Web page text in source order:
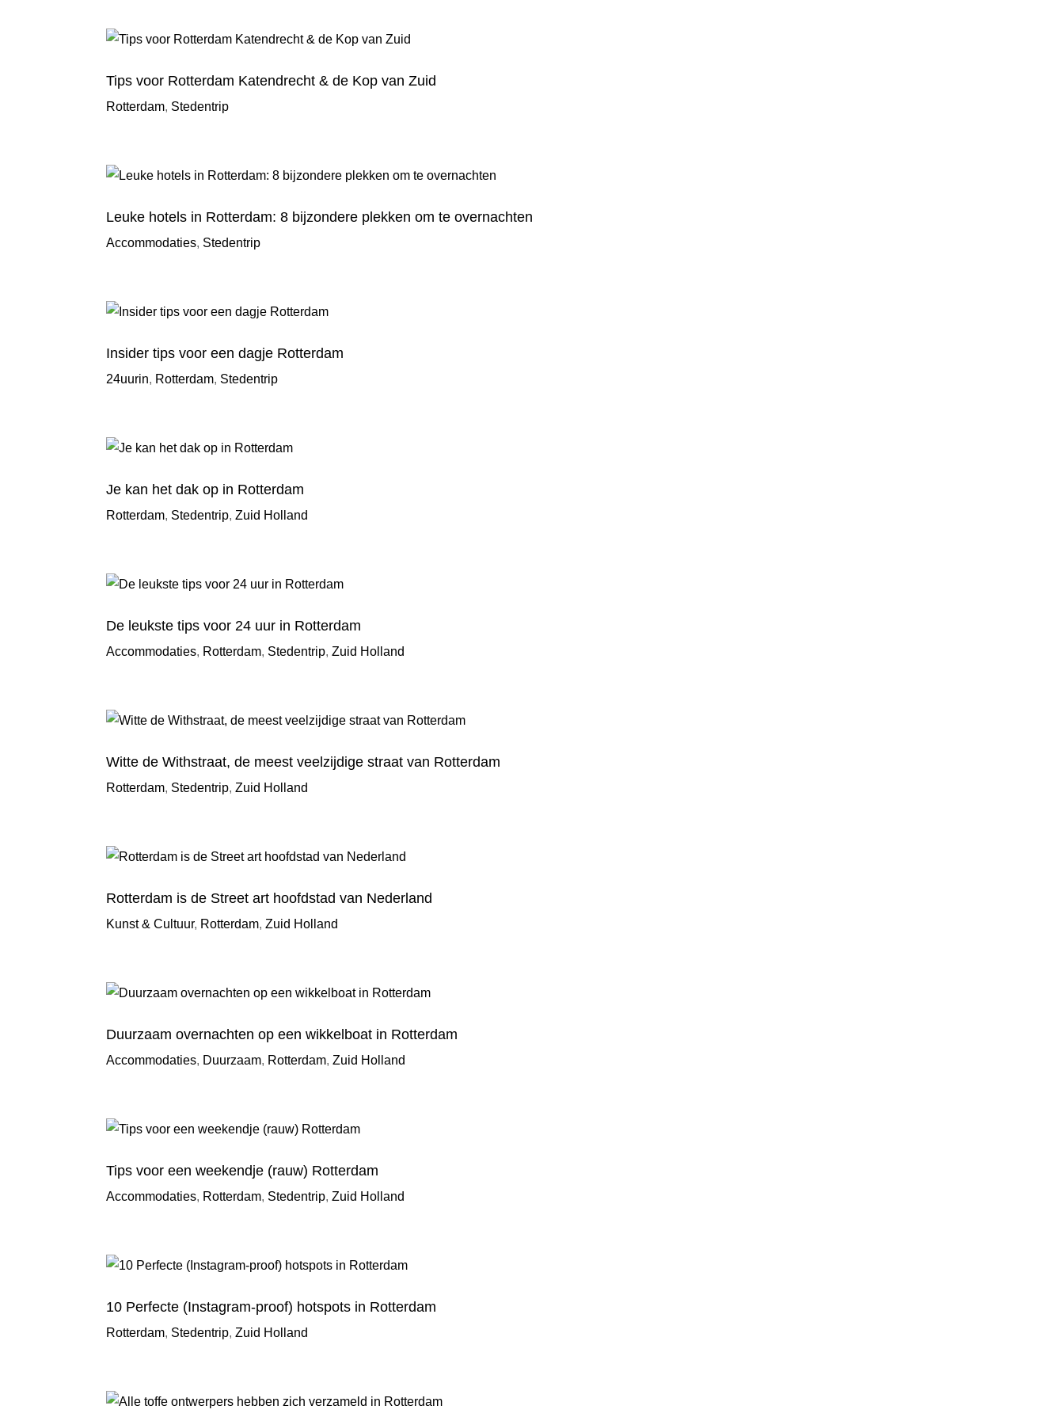
Tips voor Rotterdam Katendrecht & de Kop van Zuid
Rotterdam, Stedentrip
Leuke hotels in Rotterdam: 8 bijzondere plekken om te overnachten
Accommodaties, Stedentrip
Insider tips voor een dagje Rotterdam
24uurin, Rotterdam, Stedentrip
Je kan het dak op in Rotterdam
Rotterdam, Stedentrip,Zuid Holland
De leukste tips voor 24 uur in Rotterdam
Accommodaties, Rotterdam, Stedentrip,Zuid Holland
Witte de Withstraat, de meest veelzijdige straat van Rotterdam
Rotterdam, Stedentrip,Zuid Holland
Rotterdam is de Street art hoofdstad van Nederland
Kunst & Cultuur, Rotterdam,Zuid Holland
Duurzaam overnachten op een wikkelboat in Rotterdam
Accommodaties, Duurzaam, Rotterdam,Zuid Holland
Tips voor een weekendje (rauw) Rotterdam
Accommodaties, Rotterdam, Stedentrip,Zuid Holland
10 Perfecte (Instagram-proof) hotspots in Rotterdam
Rotterdam, Stedentrip,Zuid Holland